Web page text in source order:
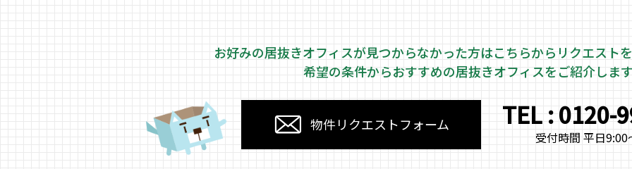
お好みの居抜きオフィスが見つからなかった方はこちらから リクエスト
希望の条件からおすすめの居抜きオフィスをご紹介しま
物件リクエストフォーム TEL : 0120-
受付時間 平日9:00